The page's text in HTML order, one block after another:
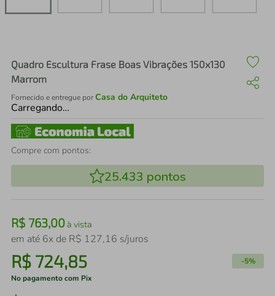
Quadro Escultura Frase Boas Vibrações 150x130
Marrom
Fornecido e entregue porCasa do Arquiteto
Carregando…
Compre com pontos:
25.433 pontos
R$ 763,00à vista
em até 6x de R$ 127,16 s/juros
R$ 724,85 -5%
No pagamento com Pix